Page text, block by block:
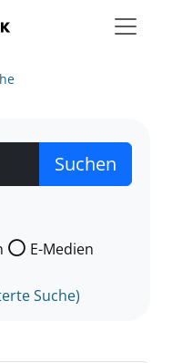
der Sie suchen wollen.
E-Medien
Suche)